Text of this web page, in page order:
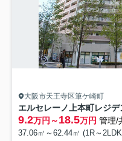
大阪市天王寺区筆ケ崎町
エルセレーノ上本町レジデ
9.2万円～18.5万円 管理/
37.06㎡～62.44㎡ (1R～